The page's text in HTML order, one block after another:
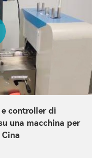
e controller di
una macchina per